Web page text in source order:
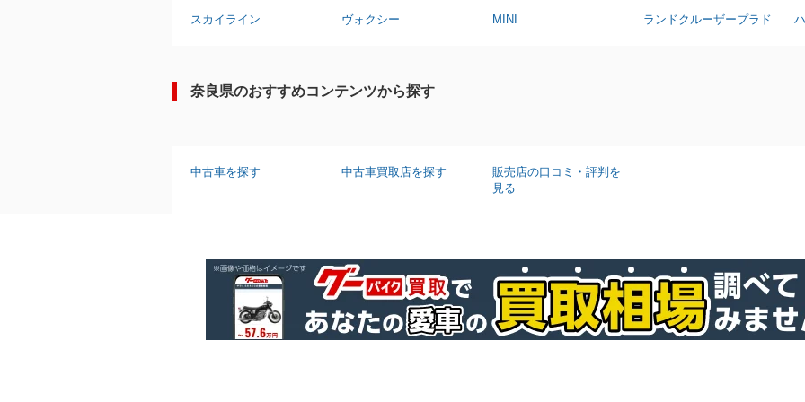
スカイライン ヴォクシー MINI ランドクルーザープラド
奈良県のおすすめコンテンツから探す
中古車を探す 中古車買取店を探す
販売店の口コミ・評判を
見る